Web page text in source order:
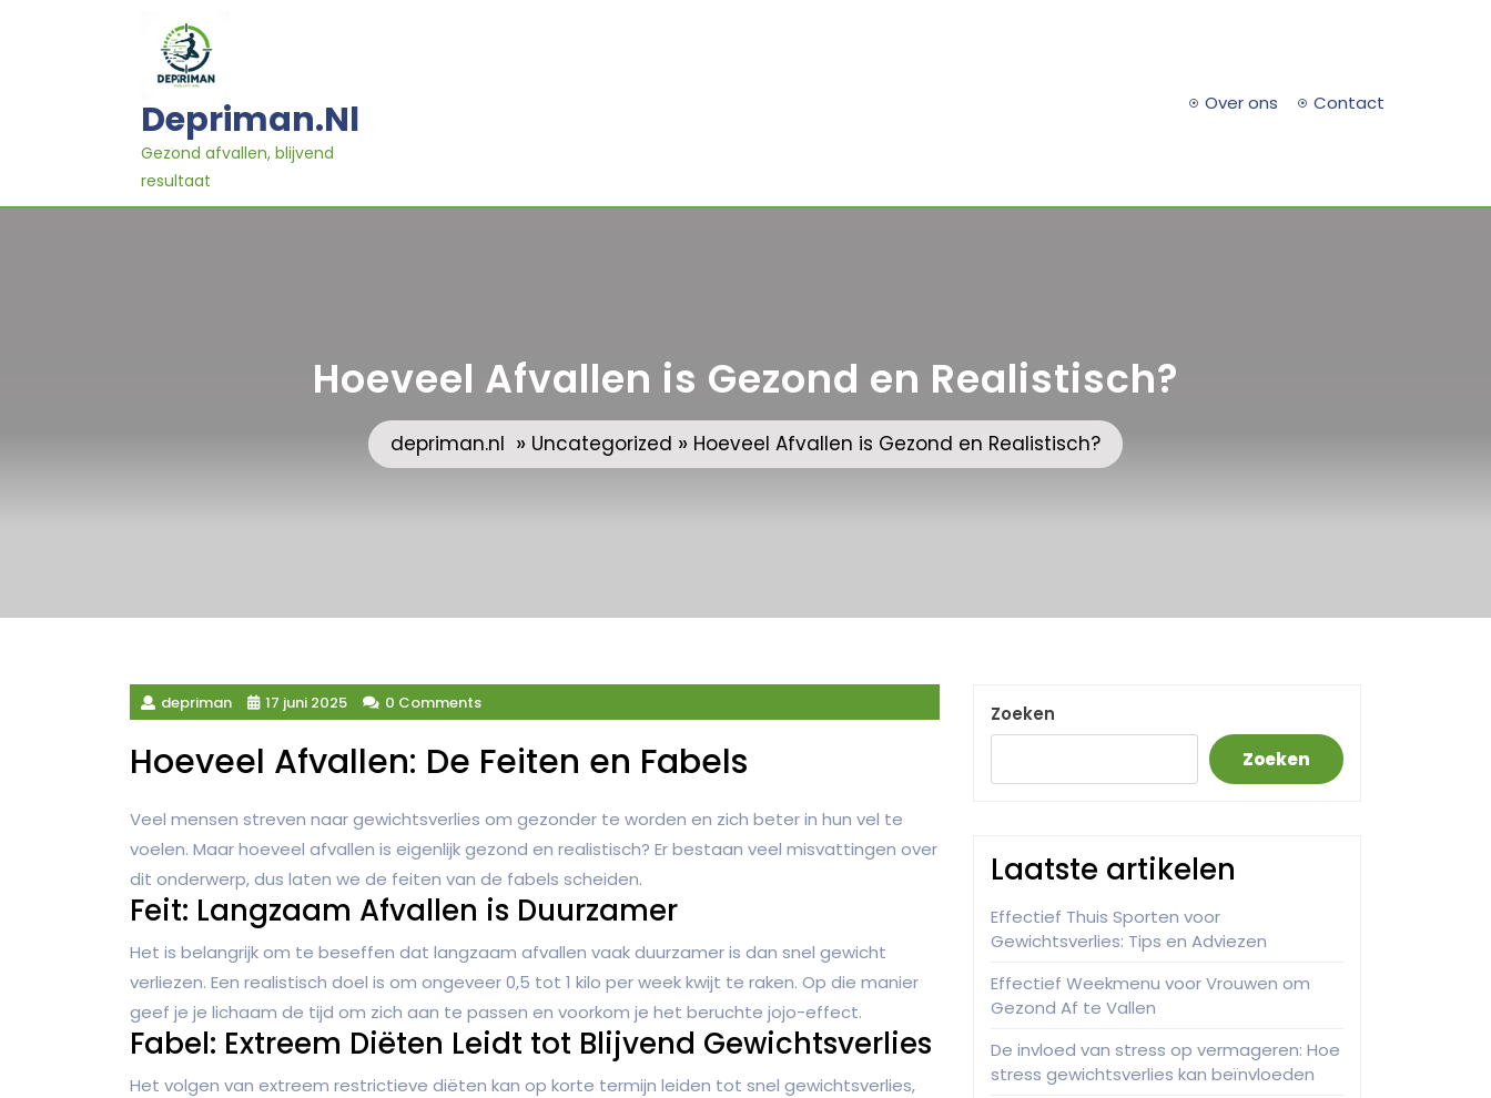
Depriman.nl
Gezond afvallen, blijvend
resultaat
Over ons Contact
Hoeveel Afvallen is Gezond en Realistisch?
depriman.nl » Uncategorized » Hoeveel Afvallen is Gezond en Realistisch?
depriman 17 juni 2025 0 Comments
Hoeveel Afvallen: De Feiten en Fabels
Veel mensen streven naar gewichtsverlies om gezonder te worden en zich beter in hun vel te
voelen. Maar hoeveel afvallen is eigenlijk gezond en realistisch? Er bestaan veel misvattingen over
dit onderwerp, dus laten we de feiten van de fabels scheiden.
Feit: Langzaam Afvallen is Duurzamer
Het is belangrijk om te beseffen dat langzaam afvallen vaak duurzamer is dan snel gewicht
verliezen. Een realistisch doel is om ongeveer 0,5 tot 1 kilo per week kwijt te raken. Op die manier
geef je je lichaam de tijd om zich aan te passen en voorkom je het beruchte jojo-effect.
Fabel: Extreem Diëten Leidt tot Blijvend Gewichtsverlies
Het volgen van extreem restrictieve diëten kan op korte termijn leiden tot snel gewichtsverlies,
Zoeken
Zoeken
Laatste artikelen
Effectief Thuis Sporten voor
Gewichtsverlies: Tips en Adviezen
Effectief Weekmenu voor Vrouwen om
Gezond Af te Vallen
De invloed van stress op vermageren: Hoe
stress gewichtsverlies kan beïnvloeden